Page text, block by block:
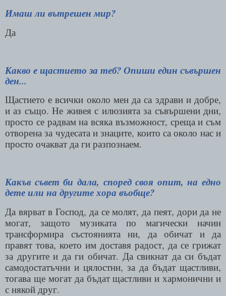
Имаш ли вътрешен мир?
Да
Какво е щастието за теб? Опиши един съвършен
ден...
Щастието е всички около мен да са здрави и добре,
и аз също. Не живея с илюзията за съвършени дни,
просто се радвам на всяка възможност, среща и съм
отворена за чудесата и знаците, които са около нас и
просто очакват да ги разпознаем.
Какъв съвет би дала, според своя опит, на едно
дете или на другите хора въобще?
Да вярват в Господ, да се молят, да пеят, дори да не
могат, защото музиката по магически начин
трансформира състоянията ни, да обичат и да
правят това, което им доставя радост, да се грижат
за другите и да ги обичат. Да свикнат да си бъдат
самодостатъчни и цялостни, за да бъдат щастливи,
тогава ще могат да бъдат щастливи и хармонични и
с някой друг.